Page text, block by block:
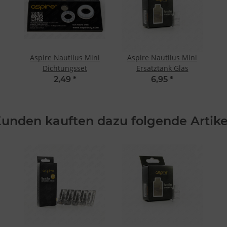
Aspire Nautilus Mini
Dichtungsset
2,49 *
Aspire Nautilus Mini
Ersatztank Glas
6,95 *
kauften dazu folgende